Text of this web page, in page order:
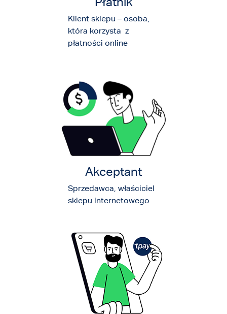
Klient sklepu – osoba,
która korzysta z
płatności online
Akceptant
Sprzedawca, właściciel
sklepu internetowego